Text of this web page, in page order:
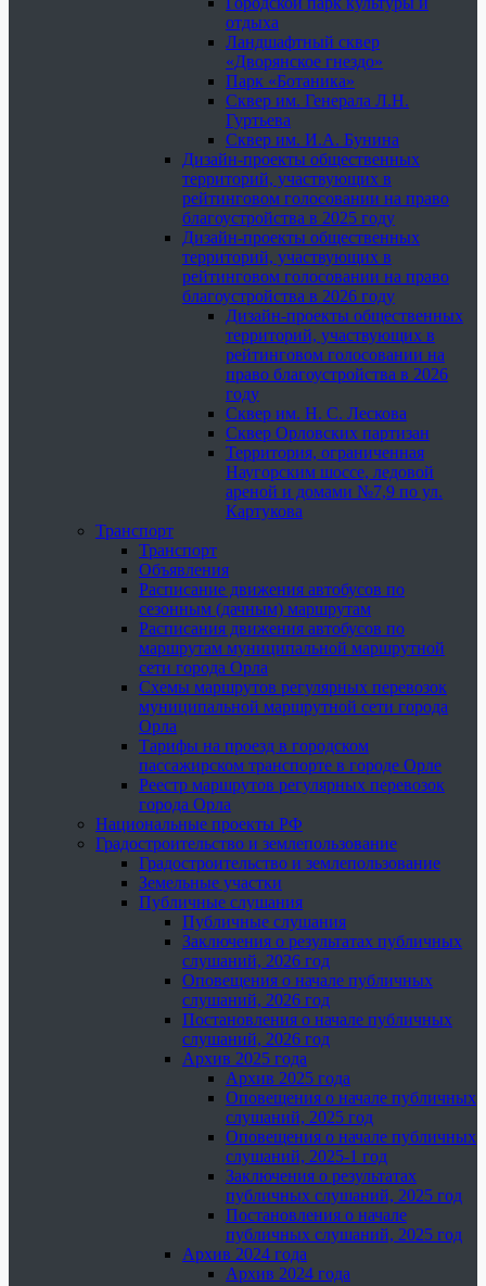
отдыха
Ландшафтный сквер
«Дворянское гнездо»
Парк «Ботаника»
Сквер им. Генерала Л.Н.
Гуртьева
Сквер им. И.А. Бунина
Дизайн-проекты общественных
территорий, участвующих в
рейтинговом голосовании на право
благоустройства в 2025 году
Дизайн-проекты общественных
территорий, участвующих в
рейтинговом голосовании на право
благоустройства в 2026 году
Дизайн-проекты общественных
территорий, участвующих в
рейтинговом голосовании на
право благоустройства в 2026
году
Сквер им. Н. С. Лескова
Сквер Орловских партизан
Территория, ограниченная
Наугорским шоссе, ледовой
ареной и домами №7,9 по ул.
Картукова
Транспорт
Транспорт
Объявления
Расписание движения автобусов по
сезонным (дачным) маршрутам
Расписания движения автобусов по
маршрутам муниципальной маршрутной
сети города Орла
Схемы маршрутов регулярных перевозок
муниципальной маршрутной сети города
Орла
Тарифы на проезд в городском
пассажирском транспорте в городе Орле
Реестр маршрутов регулярных перевозок
города Орла
Национальные проекты РФ
Градостроительство и землепользование
Градостроительство и землепользование
Земельные участки
Публичные слушания
Публичные слушания
Заключения о результатах публичных
слушаний, 2026 год
Оповещения о начале публичных
слушаний, 2026 год
Постановления о начале публичных
слушаний, 2026 год
Архив 2025 года
Архив 2025 года
Оповещения о начале публичных
слушаний, 2025 год
Оповещения о начале публичных
слушаний, 2025-1 год
Заключения о результатах
публичных слушаний, 2025 год
Постановления о начале
публичных слушаний, 2025 год
Архив 2024 года
Архив 2024 года